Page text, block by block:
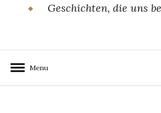
Geschichten, die uns
Menu